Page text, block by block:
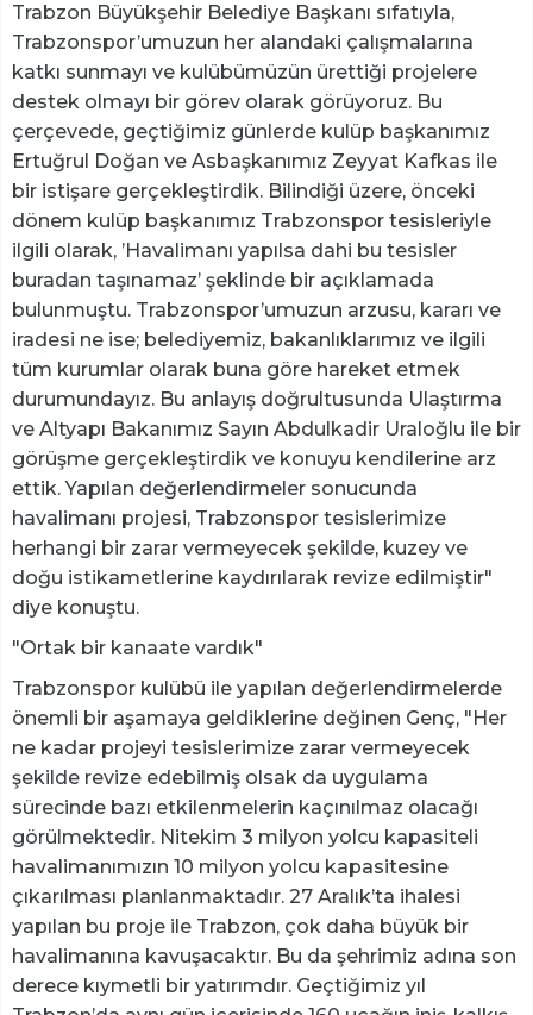
Trabzon Büyükşehir Belediye Başkanı sıfatıyla,
Trabzonspor’umuzun her alandaki çalışmalarına
katkı sunmayı ve kulübümüzün ürettiği projelere
destek olmayı bir görev olarak görüyoruz. Bu
çerçevede, geçtiğimiz günlerde kulüp başkanımız
Ertuğrul Doğan ve Asbaşkanımız Zeyyat Kafkas ile
bir istişare gerçekleştirdik. Bilindiği üzere, önceki
dönem kulüp başkanımız Trabzonspor tesisleriyle
ilgili olarak, ’Havalimanı yapılsa dahi bu tesisler
buradan taşınamaz’ şeklinde bir açıklamada
bulunmuştu. Trabzonspor’umuzun arzusu, kararı ve
iradesi ne ise; belediyemiz, bakanlıklarımız ve ilgili
tüm kurumlar olarak buna göre hareket etmek
durumundayız. Bu anlayış doğrultusunda Ulaştırma
ve Altyapı Bakanımız Sayın Abdulkadir Uraloğlu ile bir
görüşme gerçekleştirdik ve konuyu kendilerine arz
ettik. Yapılan değerlendirmeler sonucunda
havalimanı projesi, Trabzonspor tesislerimize
herhangi bir zarar vermeyecek şekilde, kuzey ve
doğu istikametlerine kaydırılarak revize edilmiştir"
diye konuştu.
"Ortak bir kanaate vardık"
Trabzonspor kulübü ile yapılan değerlendirmelerde
önemli bir aşamaya geldiklerine değinen Genç, "Her
ne kadar projeyi tesislerimize zarar vermeyecek
şekilde revize edebilmiş olsak da uygulama
sürecinde bazı etkilenmelerin kaçınılmaz olacağı
görülmektedir. Nitekim 3 milyon yolcu kapasiteli
havalimanımızın 10 milyon yolcu kapasitesine
çıkarılması planlanmaktadır. 27 Aralık’ta ihalesi
yapılan bu proje ile Trabzon, çok daha büyük bir
havalimanına kavuşacaktır. Bu da şehrimiz adına son
derece kıymetli bir yatırımdır. Geçtiğimiz yıl